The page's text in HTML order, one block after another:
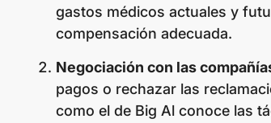
gastos médicos actuales y
compensación adecuada.
Negociación con las
pagos o rechazar las
como el de Big Al conoce las